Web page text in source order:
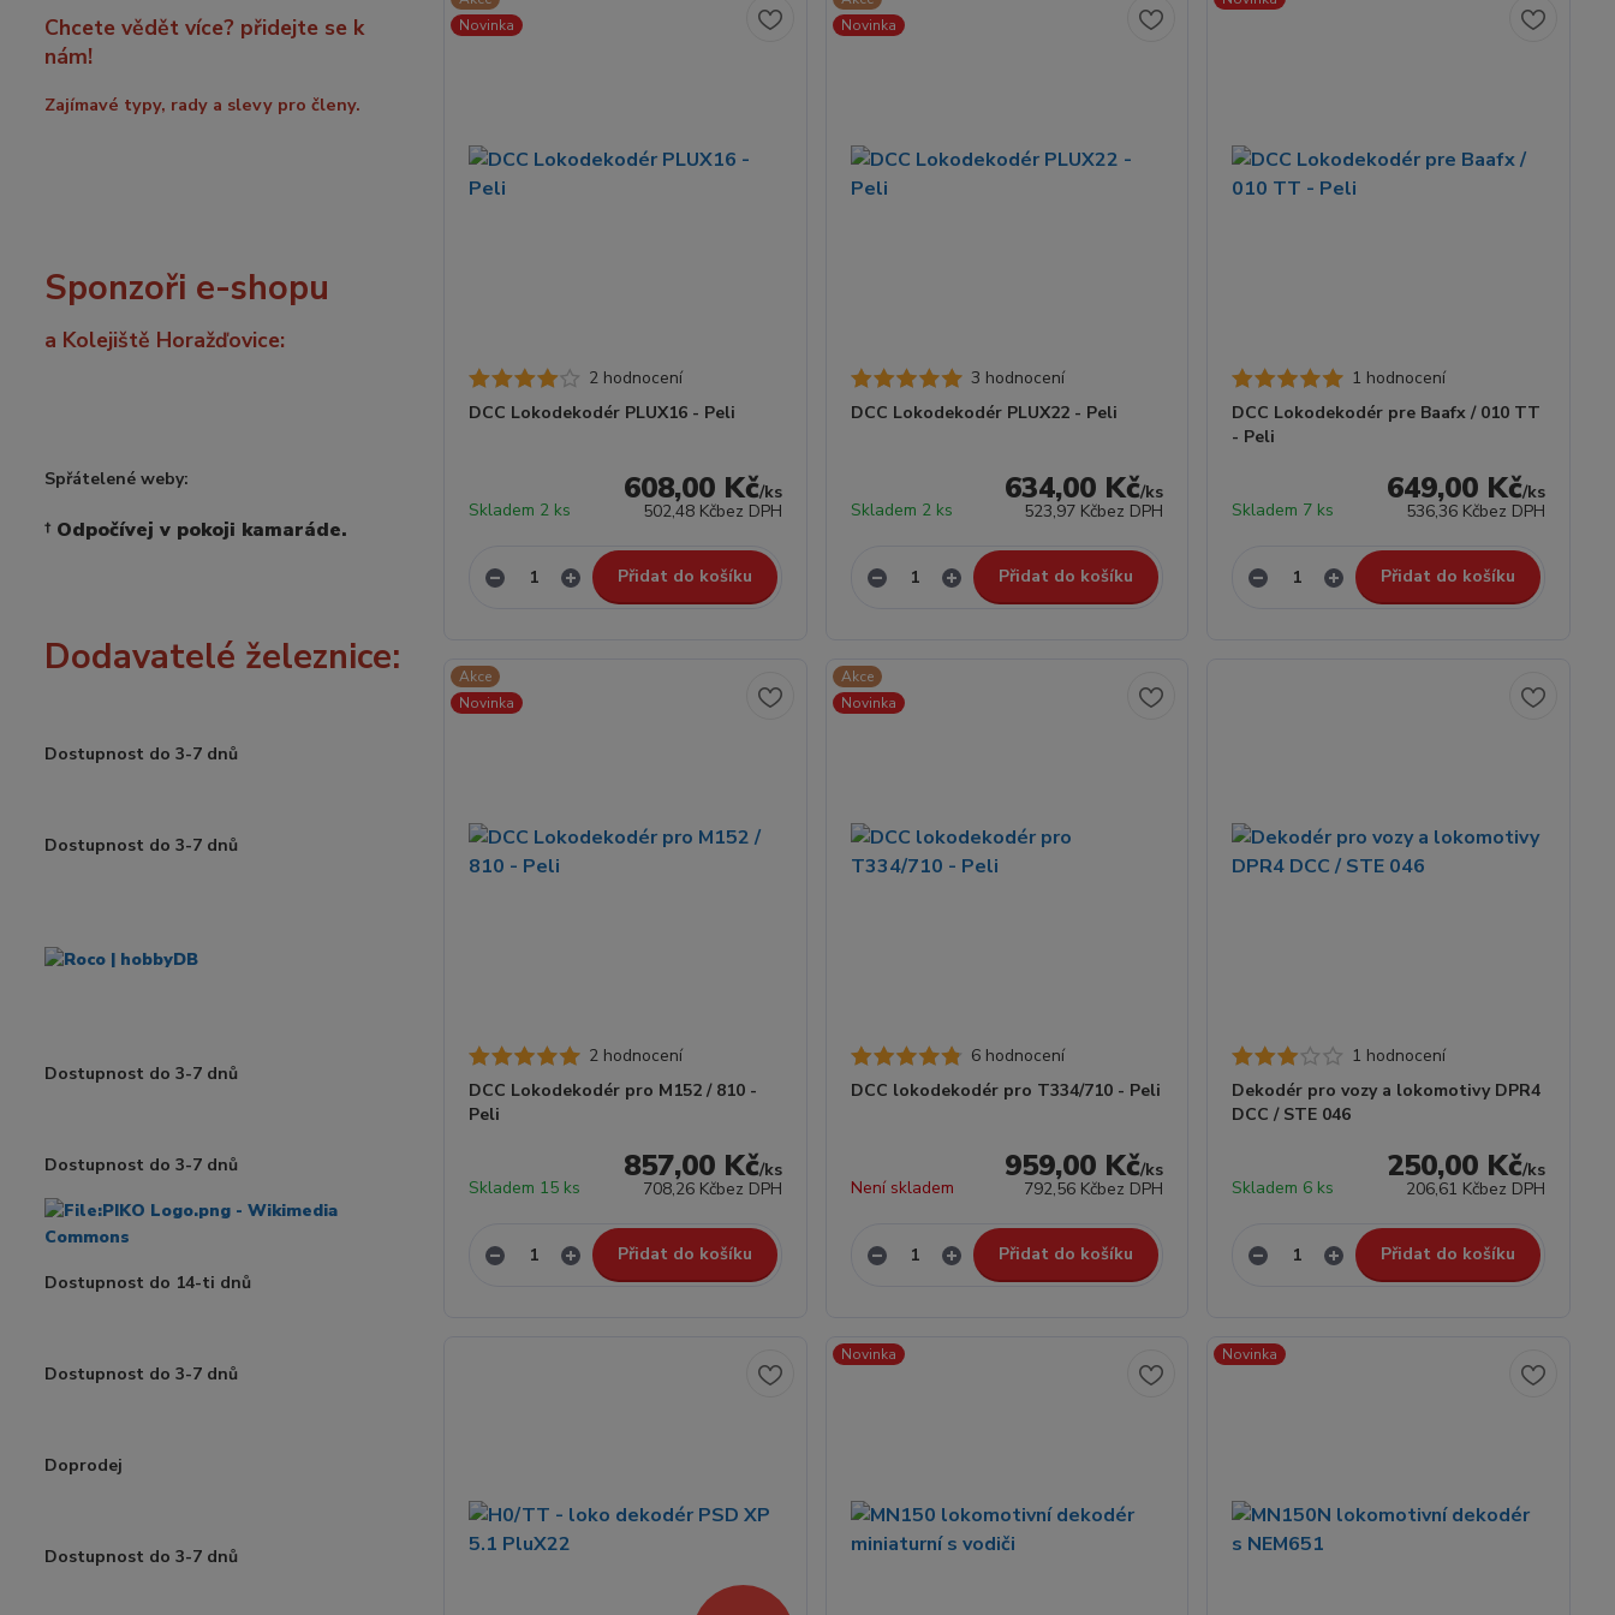
Novinka
2 hodnocení
DCC Lokodekodér PLUX16 - Peli
608,00 Kč/ks
502,48 Kčbez DPH
Skladem 2 ks
Přidat do košíku
Novinka
3 hodnocení
DCC Lokodekodér PLUX22 - Peli
634,00 Kč/ks
523,97 Kčbez DPH
Skladem 2 ks
Přidat do košíku
1 hodnocení
DCC Lokodekodér pre Baafx / 010 TT
- Peli
649,00 Kč/ks
536,36 Kčbez DPH
Skladem 7 ks
Přidat do košíku
Akce
Novinka
2 hodnocení
DCC Lokodekodér pro M152 / 810 -
Peli
857,00 Kč/ks
708,26 Kčbez DPH
Skladem 15 ks
Přidat do košíku
Akce
Novinka
6 hodnocení
DCC lokodekodér pro T334/710 - Peli
959,00 Kč/ks
792,56 Kčbez DPH
Není skladem
Přidat do košíku
1 hodnocení
Dekodér pro vozy a lokomotivy DPR4
DCC / STE 046
250,00 Kč/ks
206,61 Kčbez DPH
Skladem 6 ks
Přidat do košíku
Novinka Novinka
Chcete vědět více? přidejte se k
nám!
Zajímavé typy, rady a slevy pro členy.
Sponzoři e-shopu
a Kolejiště Horažďovice:
Spřátelené weby:
† Odpočívej v pokoji kamaráde.
Dodavatelé železnice:
Dostupnost do 3-7 dnů
Dostupnost do 3-7 dnů
Dostupnost do 3-7 dnů
Dostupnost do 3-7 dnů
Dostupnost do 14-ti dnů
Dostupnost do 3-7 dnů
Doprodej
Dostupnost do 3-7 dnů